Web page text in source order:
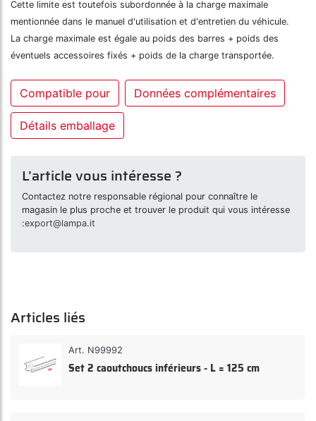
Cette limite est toutefois subordonnée à la charge maximale
mentionnée dans le manuel d'utilisation et d'entretien du véhicule.
La charge maximale est égale au poids des barres + poids des
éventuels accessoires fixés + poids de la charge transportée.
Compatible pour Données complémentaires
Détails emballage
L’article vous intéresse ?
Contactez notre responsable régional pour connaître le
magasin le plus proche et trouver le produit qui vous intéresse
:export@lampa.it
Articles liés
Art. N99992
Set 2 caoutchoucs inférieurs - L = 125 cm